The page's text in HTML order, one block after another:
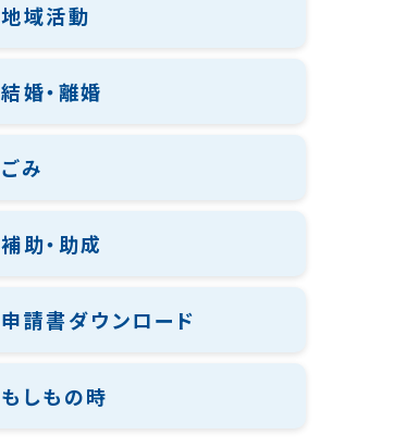
地域活動
結婚・離婚
ごみ
補助・助成
申請書ダウンロード
もしもの時